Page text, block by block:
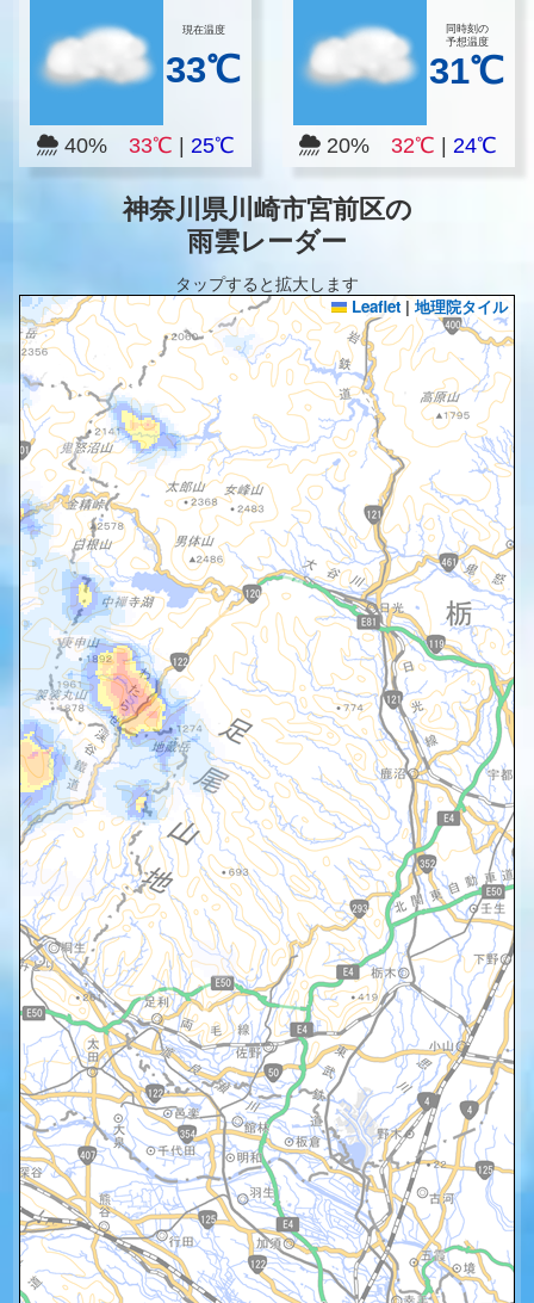
現在温度
33℃
40% 33℃ 25℃
同時刻の
予想温度
31℃
20%32℃ |24℃
神奈川県川崎市宮前区の
雨雲レーダー
タップすると拡大します
Leaflet | 地理院タイル